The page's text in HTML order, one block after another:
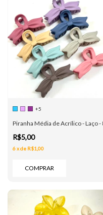
+5
Piranha Média de Acrílico - Laço -
R$5,00
6xde R$1,00
COMPRAR